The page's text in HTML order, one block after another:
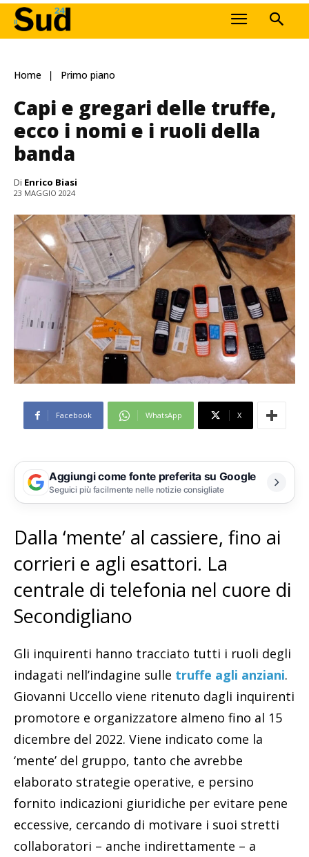
Home Primo piano
Capi e gregari delle truffe,
ecco i nomi e i ruoli della
banda
Di Enrico Biasi
23 MAGGIO 2024
Facebook WhatsApp X
Aggiungi come fonte preferita su Google
Seguici più facilmente nelle notizie consigliate
Dalla ‘mente’ al cassiere, fino ai
corrieri e agli esattori. La
centrale di telefonia nel cuore di
Secondigliano
Gli inquirenti hanno tracciato tutti i ruoli degli
indagati nell’indagine sulle truffe agli anziani.
Giovanni Uccello viene ritenuto dagli inquirenti
promotore e organizzatore almeno fino al 15
dicembre del 2022. Viene indicato come la
‘mente’ del gruppo, tanto che avrebbe
elaborato strategie operative, e persino
fornito indicazioni giuridiche per evitare pene
eccessive, cercando di motivare i suoi stretti
collaboratori – anche indirettamente – a